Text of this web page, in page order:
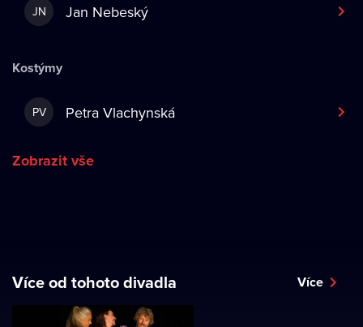
JN Jan Nebeský
Kostýmy
PV Petra Vlachynská
Zobrazit vše
Více od tohoto divadla Více